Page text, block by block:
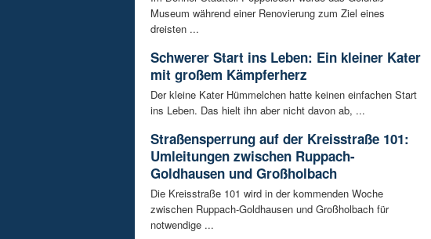
Museum während einer Renovierung zum Ziel eines
dreisten ...
Schwerer Start ins Leben: Ein kleiner Kater
mit großem Kämpferherz
Der kleine Kater Hümmelchen hatte keinen einfachen Start
ins Leben. Das hielt ihn aber nicht davon ab, ...
Straßensperrung auf der Kreisstraße 101:
Umleitungen zwischen Ruppach-
Goldhausen und Großholbach
Die Kreisstraße 101 wird in der kommenden Woche
zwischen Ruppach-Goldhausen und Großholbach für
notwendige ...